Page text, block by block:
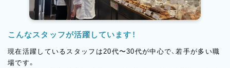
こんなスタッフが活躍しています！
現在活躍しているスタッフは20代〜30代が中心で、若手が多い職
場です。